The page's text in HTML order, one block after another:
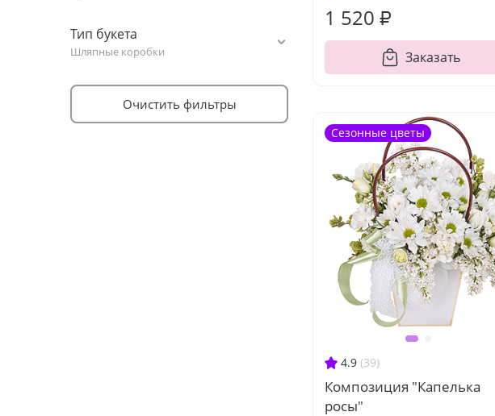
Тип букета
Шляпные коробки
Очистить фильтры
1 520 ₽
Заказать
4.9 (39)
Композиция "Капелька
росы"
Сезонные цветы